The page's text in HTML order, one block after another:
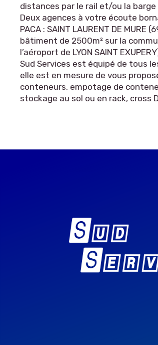
distances par le rail et/ou la
Deux agences à votre écoute
PACA : SAINT LAURENT DE MURE
bâtiment de 2500m² sur la
l’aéroport de LYON SAINT
Sud Services est équipé de tous
elle est en mesure de vous
conteneurs, empotage de
stockage au sol ou en rack, cross